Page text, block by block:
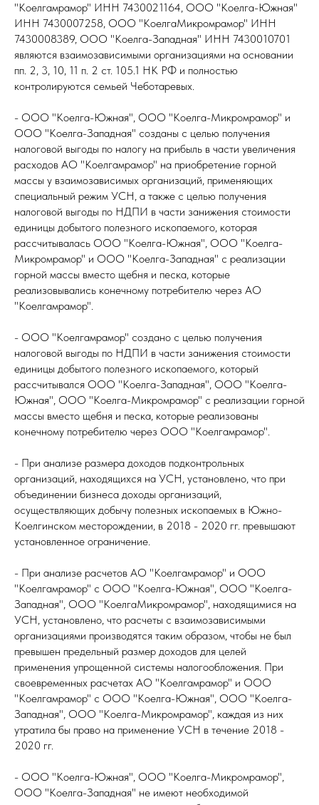
"Коелгамрамор" ИНН 7430021164, ООО "Коелга-Южная"
ИНН 7430007258, ООО "КоелгаМикромрамор" ИНН
7430008389, ООО "Коелга-Западная" ИНН 7430010701
являются взаимозависимыми организациями на основании
пп. 2, 3, 10, 11 п. 2 ст. 105.1 НК РФ и полностью
контролируются семьей Чеботаревых.
- ООО "Коелга-Южная", ООО "Коелга-Микромрамор" и
ООО "Коелга-Западная" созданы с целью получения
налоговой выгоды по налогу на прибыль в части увеличения
расходов АО "Коелгамрамор" на приобретение горной
массы у взаимозависимых организаций, применяющих
специальный режим УСН, а также с целью получения
налоговой выгоды по НДПИ в части занижения стоимости
единицы добытого полезного ископаемого, которая
рассчитывалась ООО "Коелга-Южная", ООО "Коелга-
Микромрамор" и ООО "Коелга-Западная" с реализации
горной массы вместо щебня и песка, которые
реализовывались конечному потребителю через АО
"Коелгамрамор".
- ООО "Коелгамрамор" создано с целью получения
налоговой выгоды по НДПИ в части занижения стоимости
единицы добытого полезного ископаемого, который
рассчитывался ООО "Коелга-Западная", ООО "Коелга-
Южная", ООО "Коелга-Микромрамор" с реализации горной
массы вместо щебня и песка, которые реализованы
конечному потребителю через ООО "Коелгамрамор".
- При анализе размера доходов подконтрольных
организаций, находящихся на УСН, установлено, что при
объединении бизнеса доходы организаций,
осуществляющих добычу полезных ископаемых в Южно-
Коелгинском месторождении, в 2018 - 2020 гг. превышают
установленное ограничение.
- При анализе расчетов АО "Коелгамрамор" и ООО
"Коелгамрамор" с ООО "Коелга-Южная", ООО "Коелга-
Западная", ООО "КоелгаМикромрамор", находящимися на
УСН, установлено, что расчеты с взаимозависимыми
организациями производятся таким образом, чтобы не был
превышен предельный размер доходов для целей
применения упрощенной системы налогообложения. При
своевременных расчетах АО "Коелгамрамор" и ООО
"Коелгамрамор" с ООО "Коелга-Южная", ООО "Коелга-
Западная", ООО "Коелга-Микромрамор", каждая из них
утратила бы право на применение УСН в течение 2018 -
2020 гг.
- ООО "Коелга-Южная", ООО "Коелга-Микромрамор",
ООО "Коелга-Западная" не имеют необходимой